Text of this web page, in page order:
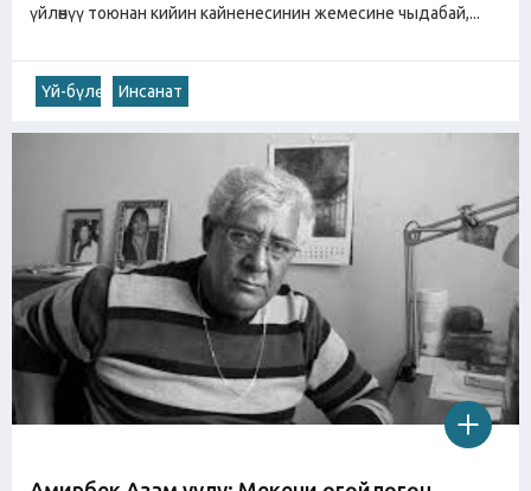
үйлөнүү тоюнан кийин кайненесинин жемесине чыдабай,...
Үй-бүлө Инсанат